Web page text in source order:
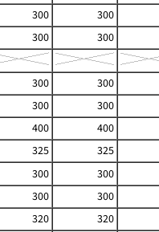
300 300
300 300
300 300
300 300
400 400
325 325
300 300
300 300
320 320